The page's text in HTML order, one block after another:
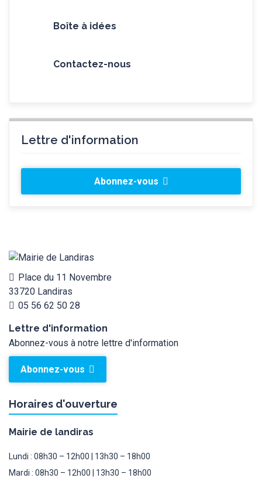
Boîte à idées
Contactez-nous
Lettre d'information
Abonnez-vous
Place du 11 Novembre
33720 Landiras
05 56 62 50 28
Lettre d'information
Abonnez-vous à notre lettre d'information
Abonnez-vous
Horaires d'ouverture
Mairie de landiras
Lundi : 08h30 – 12h00 | 13h30 – 18h00
Mardi : 08h30 – 12h00 | 13h30 – 18h00